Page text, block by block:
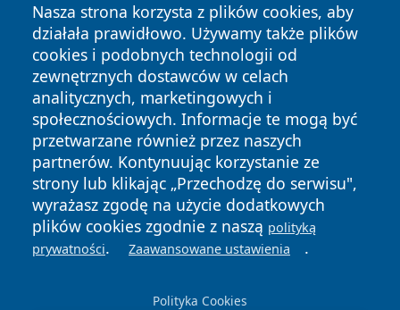
Nasza strona korzysta z plików cookies, aby
działała prawidłowo. Używamy także plików
cookies i podobnych technologii od
zewnętrznych dostawców w celach
analitycznych, marketingowych i
społecznościowych. Informacje te mogą być
przetwarzane również przez naszych
partnerów. Kontynuując korzystanie ze
strony lub klikając „Przechodzę do serwisu",
wyrażasz zgodę na użycie dodatkowych
plików cookies zgodnie z naszą polityką
prywatności. Zaawansowane ustawienia .
Polityka Cookies
Copyright © 2026 piekaryonline.pl Wszystkie prawa
zastrzeżone.
News Autorzy
Polityka
Prywatności
Polityka
Cookies